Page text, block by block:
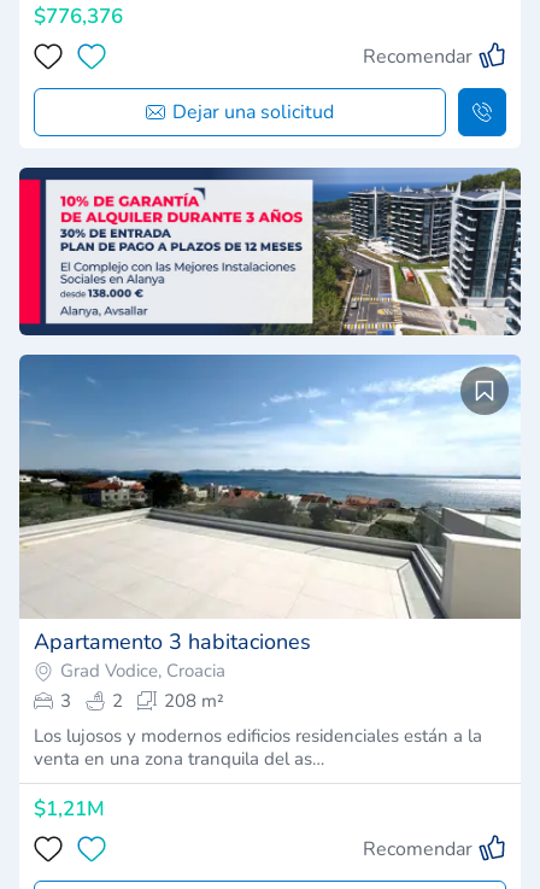
$776,376
Recomendar
Dejar una solicitud
Apartamento 3 habitaciones
Grad Vodice, Croacia
3
2
208 m²
Los lujosos y modernos edificios residenciales están a la
venta en una zona tranquila del as…
$1,21M
Recomendar